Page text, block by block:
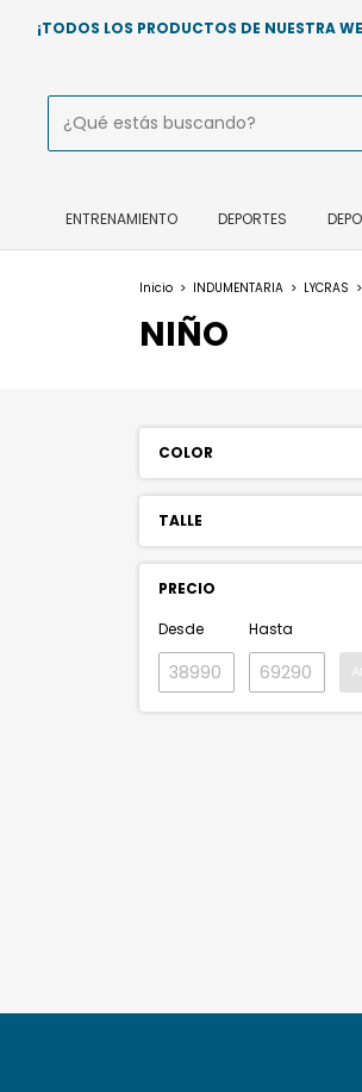
¡TODOS LOS PRODUCTOS DE NUESTRA
ENTRENAMIENTO DEPORTES
Inicio > INDUMENTARIA > LYCRAS >
NIÑO
COLOR
TALLE
PRECIO
Desde
Hasta